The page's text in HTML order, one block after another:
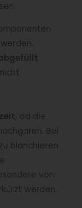
, da die
Bei
blanchieren
von
werden.